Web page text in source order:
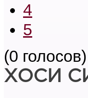
4
5
(0 голосов)
ХОСИ